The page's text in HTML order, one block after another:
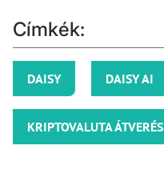
Címkék:
DAISY DAISY AI
KRIPTOVALUTA ÁTVERÉS